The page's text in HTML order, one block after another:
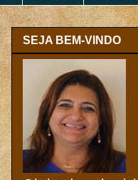
SEJA BEM-VINDO